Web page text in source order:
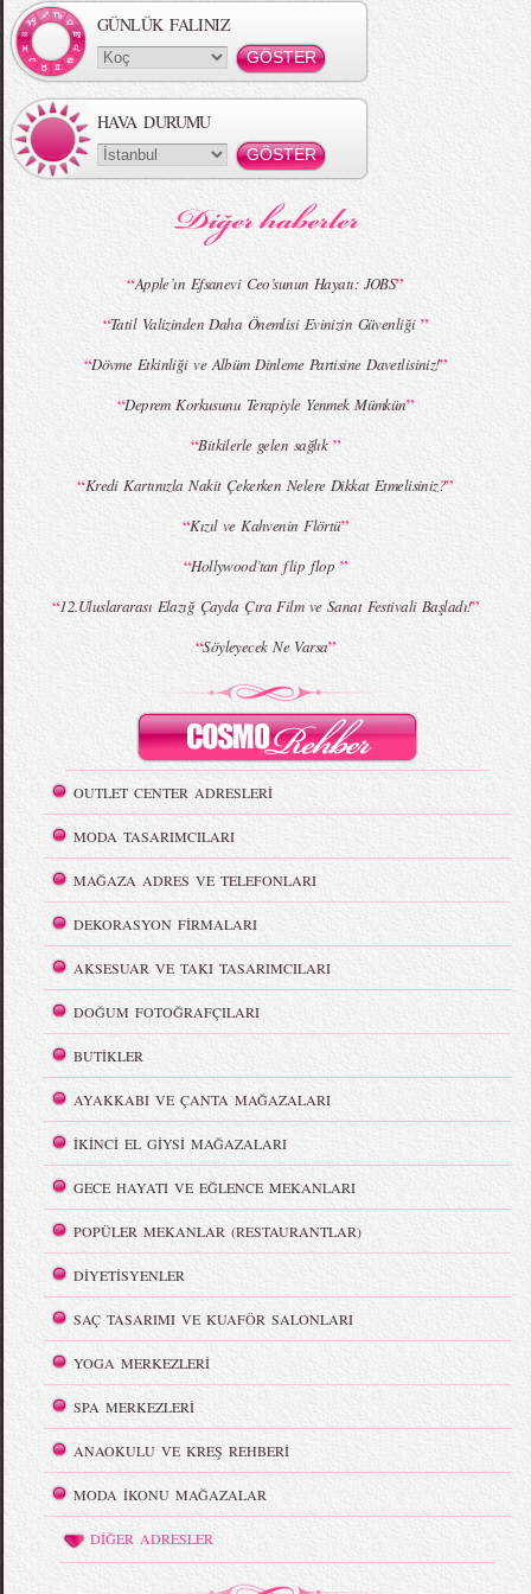
MBFWI - Gülçin Çengel 2015 Yaz
MBFWI - Zeynep Erdoğan 2015 Yaz
MBFWI - Giray Sepin 2015 Yaz Koleksiyonu MBFWI - Burçe Bekrek 2015 Yaz Koleksiyonu
GÜNLÜK FALINIZ
HAVA DURUMU
“Apple’ın Efsanevi Ceo’sunun Hayatı: JOBS”
“Tatil Valizinden Daha Önemlisi Evinizin Güvenliği ”
“Dövme Etkinliği ve Albüm Dinleme Partisine Davetlisiniz!”
“Deprem Korkusunu Terapiyle Yenmek Mümkün”
“Bitkilerle gelen sağlık ”
“Kredi Kartınızla Nakit Çekerken Nelere Dikkat Etmelisiniz?”
“Kızıl ve Kahvenin Flörtü”
“Hollywood’tan flip flop ”
“12.Uluslararası Elazığ Çayda Çıra Film ve Sanat Festivali Başladı!”
“Söyleyecek Ne Varsa”
OUTLET CENTER ADRESLERİ
MODA TASARIMCILARI
MAĞAZA ADRES VE TELEFONLARI
DEKORASYON FİRMALARI
AKSESUAR VE TAKI TASARIMCILARI
DOĞUM FOTOĞRAFÇILARI
BUTİKLER
AYAKKABI VE ÇANTA MAĞAZALARI
İKİNCİ EL GİYSİ MAĞAZALARI
GECE HAYATI VE EĞLENCE MEKANLARI
POPÜLER MEKANLAR (RESTAURANTLAR)
DİYETİSYENLER
SAÇ TASARIMI VE KUAFÖR SALONLARI
YOGA MERKEZLERİ
SPA MERKEZLERİ
ANAOKULU VE KREŞ REHBERİ
MODA İKONU MAĞAZALAR
DİĞER ADRESLER